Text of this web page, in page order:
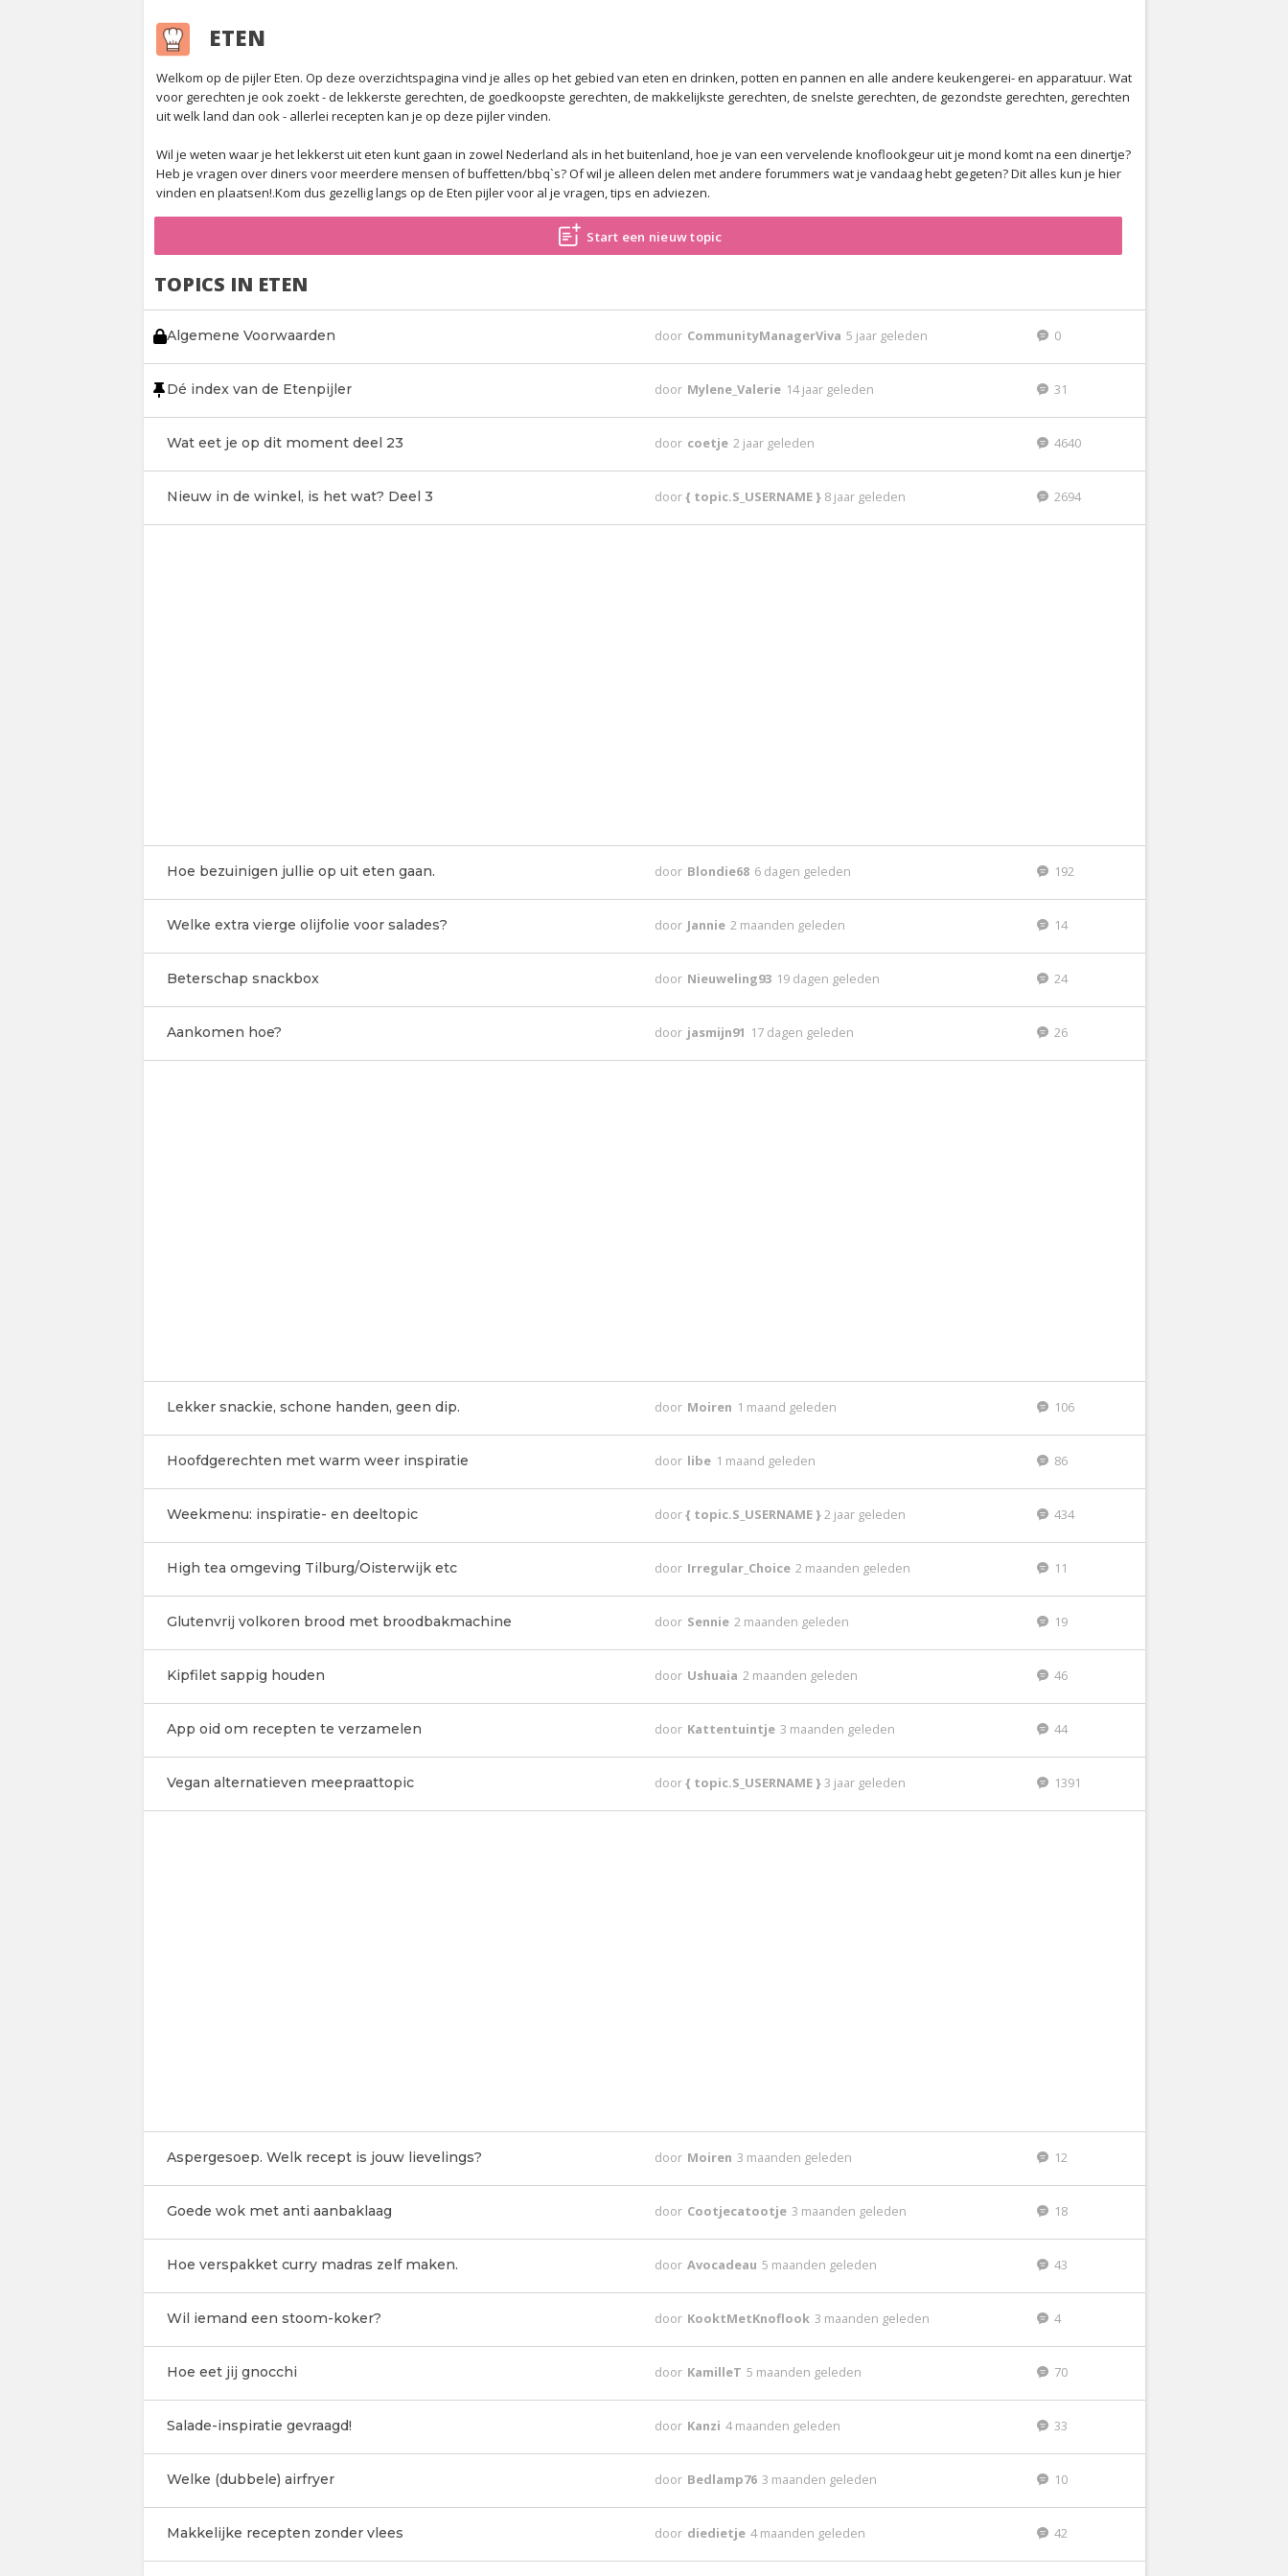
ETEN
Welkom op de pijler Eten. Op deze overzichtspagina vind je alles op het gebied van eten en drinken, potten en pannen en alle andere keukengerei- en apparatuur. Wat
voor gerechten je ook zoekt - de lekkerste gerechten, de goedkoopste gerechten, de makkelijkste gerechten, de snelste gerechten, de gezondste gerechten, gerechten
uit welk land dan ook - allerlei recepten kan je op deze pijler vinden.
Wil je weten waar je het lekkerst uit eten kunt gaan in zowel Nederland als in het buitenland, hoe je van een vervelende knoflookgeur uit je mond komt na een dinertje?
Heb je vragen over diners voor meerdere mensen of buffetten/bbq`s? Of wil je alleen delen met andere forummers wat je vandaag hebt gegeten? Dit alles kun je hier
vinden en plaatsen!.Kom dus gezellig langs op de Eten pijler voor al je vragen, tips en adviezen.
Start een nieuw topic
TOPICS IN ETEN
Algemene Voorwaarden door CommunityManagerViva 5 jaar geleden 0
Dé index van de Etenpijler door Mylene_Valerie 14 jaar geleden 31
Wat eet je op dit moment deel 23 door coetje 2 jaar geleden 4640
Nieuw in de winkel, is het wat? Deel 3 door{ topic.S_USERNAME } 8 jaar geleden 2694
Hoe bezuinigen jullie op uit eten gaan. door Blondie68 6 dagen geleden 192
Welke extra vierge olijfolie voor salades? door Jannie 2 maanden geleden 14
Beterschap snackbox door Nieuweling93 19 dagen geleden 24
Aankomen hoe? door jasmijn91 17 dagen geleden 26
Lekker snackie, schone handen, geen dip. door Moiren 1 maand geleden 106
Hoofdgerechten met warm weer inspiratie door libe 1 maand geleden 86
Weekmenu: inspiratie- en deeltopic door{ topic.S_USERNAME }2 jaar geleden 434
High tea omgeving Tilburg/Oisterwijk etc door Irregular_Choice 2 maanden geleden 11
Glutenvrij volkoren brood met broodbakmachine door Sennie 2 maanden geleden 19
Kipfilet sappig houden door Ushuaia 2 maanden geleden 46
App oid om recepten te verzamelen door Kattentuintje 3 maanden geleden 44
Vegan alternatieven meepraattopic door{ topic.S_USERNAME }3 jaar geleden 1391
Aspergesoep. Welk recept is jouw lievelings? door Moiren 3 maanden geleden 12
Goede wok met anti aanbaklaag door Cootjecatootje 3 maanden geleden 18
Hoe verspakket curry madras zelf maken. door Avocadeau 5 maanden geleden 43
Wil iemand een stoom-koker? door KooktMetKnoflook 3 maanden geleden 4
Hoe eet jij gnocchi door KamilleT 5 maanden geleden 70
Salade-inspiratie gevraagd! door Kanzi 4 maanden geleden 33
Welke (dubbele) airfryer door Bedlamp76 3 maanden geleden 10
Makkelijke recepten zonder vlees door diedietje 4 maanden geleden 42